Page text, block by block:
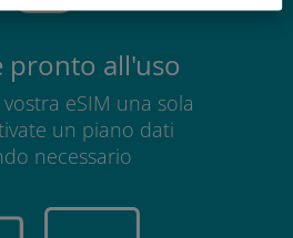
pronto all'uso
eSIM una sola
un piano dati
necessario